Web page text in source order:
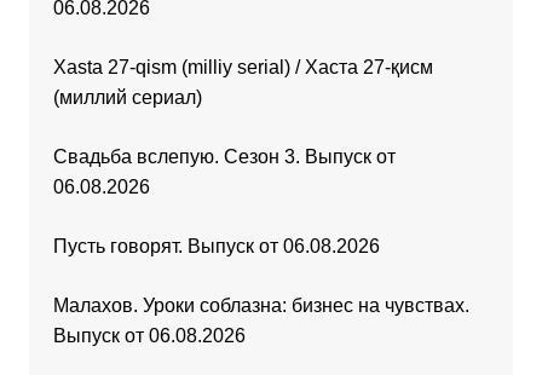
06.08.2026
Xasta 27-qism (milliy serial) / Хаста 27-қисм
(миллий сериал)
Свадьба вслепую. Сезон 3. Выпуск от
06.08.2026
Пусть говорят. Выпуск от 06.08.2026
Малахов. Уроки соблазна: бизнес на чувствах.
Выпуск от 06.08.2026